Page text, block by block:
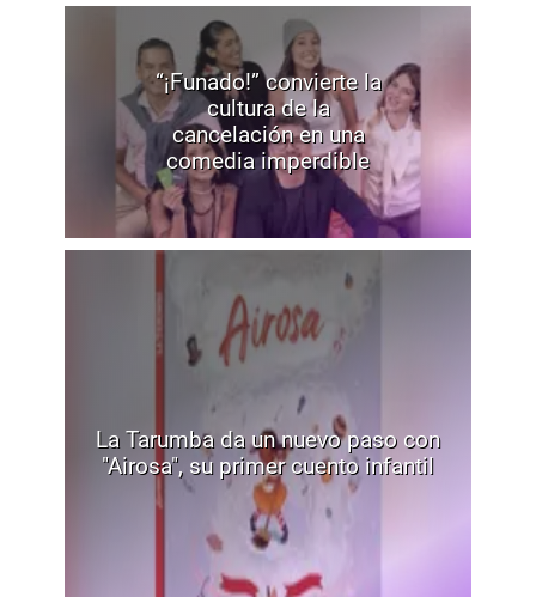
“¡Funado!” convierte la
cultura de la
cancelación en una
comedia imperdible
La Tarumba da un nuevo paso con
"Airosa", su primer cuento infantil